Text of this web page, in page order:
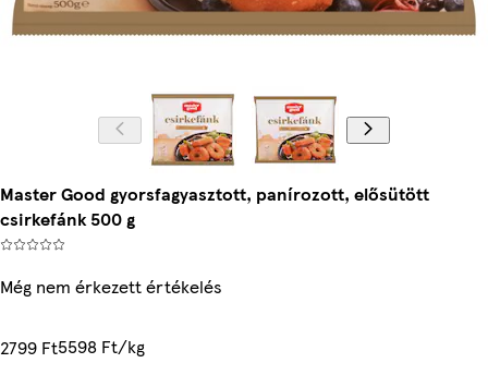
Master Good gyorsfagyasztott, panírozott, elősütött
csirkefánk 500 g
Még nem érkezett értékelés
2799 Ft5598 Ft/kg